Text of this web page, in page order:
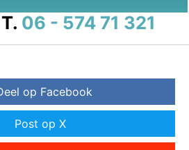
T. 06 - 574 71 321
op Facebook
Post op X